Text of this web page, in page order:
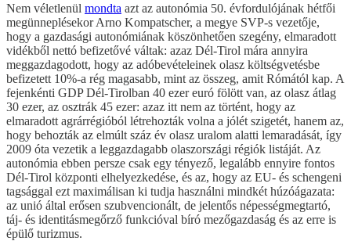
Nem véletlenül mondta azt az autonómia 50. évfordulójának hétfői
megünneplésekor Arno Kompatscher, a megye SVP-s vezetője,
hogy a gazdasági autonómiának köszönhetően szegény, elmaradott
vidékből nettó befizetővé váltak: azaz Dél-Tirol mára annyira
meggazdagodott, hogy az adóbevételeinek olasz költségvetésbe
befizetett 10%-a rég magasabb, mint az összeg, amit Rómától kap. A
fejenkénti GDP Dél-Tirolban 40 ezer euró fölött van, az olasz átlag
30 ezer, az osztrák 45 ezer: azaz itt nem az történt, hogy az
elmaradott agrárrégióból létrehozták volna a jólét szigetét, hanem az,
hogy behozták az elmúlt száz év olasz uralom alatti lemaradását, így
2009 óta vezetik a leggazdagabb olaszországi régiók listáját. Az
autonómia ebben persze csak egy tényező, legalább ennyire fontos
Dél-Tirol központi elhelyezkedése, és az, hogy az EU- és schengeni
tagsággal ezt maximálisan ki tudja használni mindkét húzóágazata:
az unió által erősen szubvencionált, de jelentős népességmegtartó,
táj- és identitásmegőrző funkcióval bíró mezőgazdaság és az erre is
épülő turizmus.